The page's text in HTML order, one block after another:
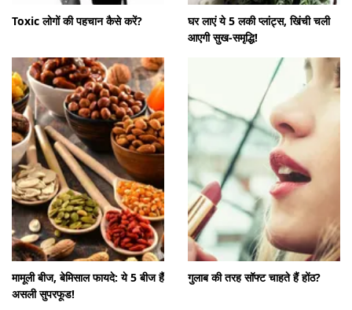
Toxic लोगों की पहचान कैसे करें?
घर लाएं ये 5 लकी प्लांट्स, खिंची चली
आएगी सुख-समृद्धि!
मामूली बीज, बेमिसाल फायदे: ये 5 बीज हैं
असली सुपरफूड!
गुलाब की तरह सॉफ्ट चाहते हैं होंठ?